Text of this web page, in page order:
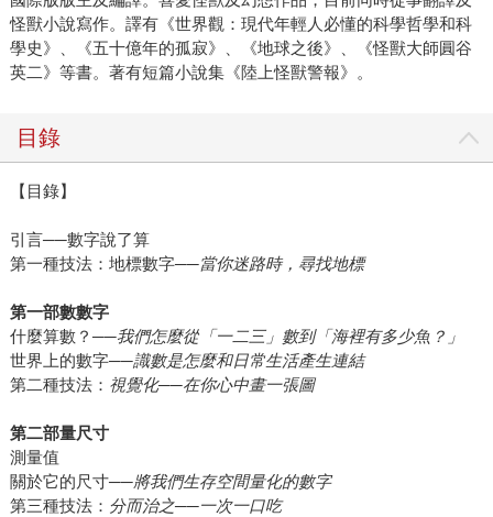
怪獸小說寫作。譯有《世界觀：現代年輕人必懂的科學哲學和科
學史》、《五十億年的孤寂》、《地球之後》、《怪獸大師圓谷
英二》等書。著有短篇小說集《陸上怪獸警報》。
目錄
【目錄】
引言──數字說了算
第一種技法：地標數字──當你迷路時，尋找地標
第一部數數字
什麼算數？──我們怎麼從「一二三」數到「海裡有多少魚？」
世界上的數字──識數是怎麼和日常生活產生連結
第二種技法： 視覺化──在你心中畫一張圖
第二部量尺寸
測量值
關於它的尺寸──將我們生存空間量化的數字
第三種技法： 分而治之──一次一口吃